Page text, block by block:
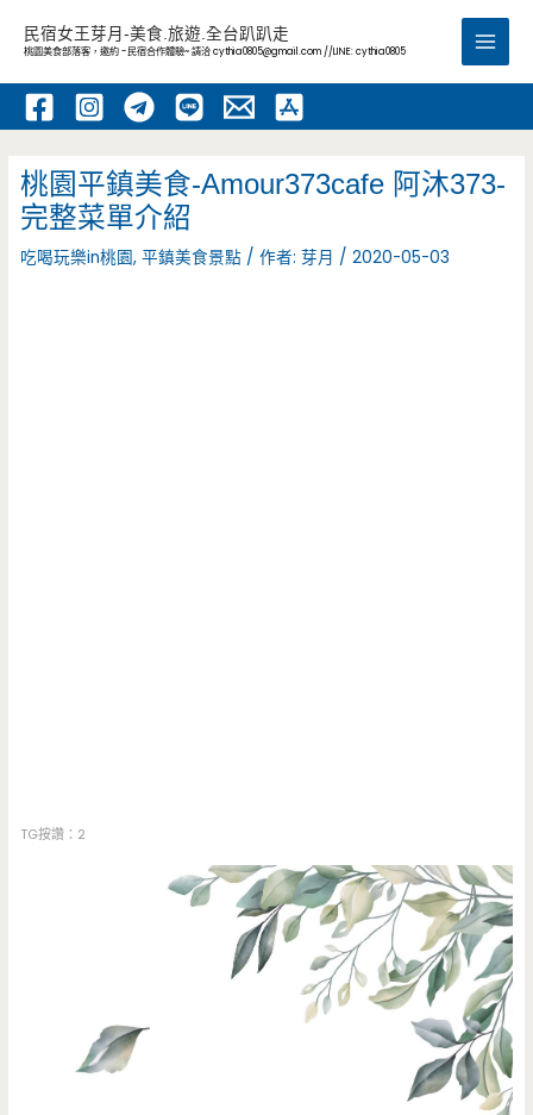
內
民宿女王芽月-美食.旅遊.全台趴趴走
桃園美食部落客，邀約 -民宿合作體驗~ 請洽cythia0805@gmail.com //LINE: cythia0805
Main
桃園平鎮美食-Amour373cafe 阿沐373-
完整菜單介紹
吃喝玩樂in桃園,平鎮美食景點 / 作者:芽月 /2020-05-03
TG按讚：2